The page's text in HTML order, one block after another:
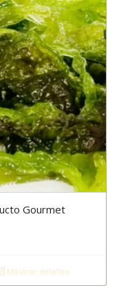
Gourmet
Mostrar detalles